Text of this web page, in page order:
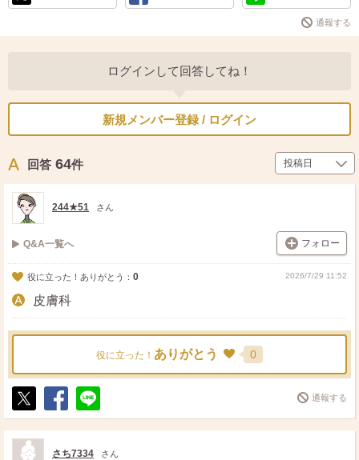
通報する
ログインして回答してね！
新規メンバー登録 / ログイン
回答 64件
244★51 さん
Q&A一覧へ フォロー
役に立った！ありがとう： 0 2026/7/29 11:52
皮膚科
役に立った！ ありがとう 0
ポ
ス
ト
シ
ェ
送
る
通報する
さち7334 さん